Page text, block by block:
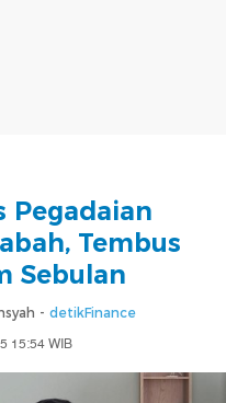
Pegadaian
Tembus
Sebulan
- detikFinance
15:54 WIB